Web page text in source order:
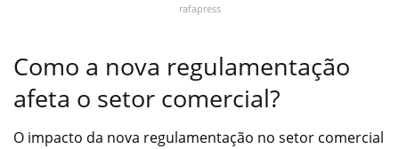
rafapress
Como a nova regulamentação
afeta o setor comercial?
O impacto da nova regulamentação no setor comercial